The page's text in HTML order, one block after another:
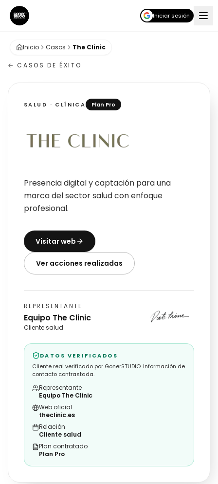
Iniciar sesión
Inicio Casos The Clinic
← CASOS DE ÉXITO
SALUD · CLÍNICA Plan Pro
Presencia digital y captación para una
marca del sector salud con enfoque
profesional.
Visitar web
Ver acciones realizadas
REPRESENTANTE
Equipo The Clinic
Cliente salud
DATOS VERIFICADOS
Cliente real verificado por GonerSTUDIO. Información de
contacto contrastada.
Representante
Equipo The Clinic
Web oficial
theclinic.es
Relación
Cliente salud
Plan contratado
Plan Pro